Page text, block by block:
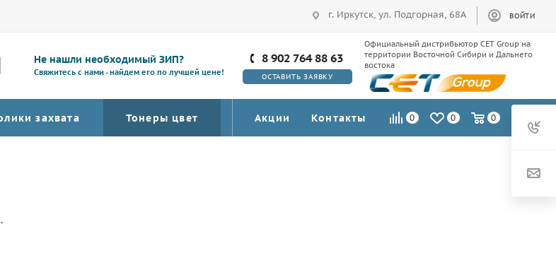
г. Иркутск, ул. Подгорная, 68А ВОЙТИ
Не нашли необходимый ЗИП?
Свяжитесь с нами - найдем его по лучшей цене!
8 902 764 88 63
ОСТАВИТЬ ЗАЯВКУ
Официальный дистрибьютор CET Group на
территории Восточной Сибири и Дальнего
востока
захвата Тонеры цвет Акции Контакты 0 0 0